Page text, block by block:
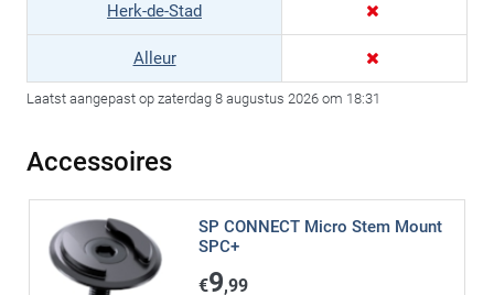
Herk-de-Stad
Alleur
Laatst aangepast op zaterdag 8 augustus 2026 om 18:31
Accessoires
SP CONNECT Micro Stem Mount
SPC+
€9,99